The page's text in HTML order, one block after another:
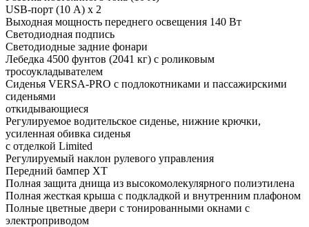
USB-порт (10 А) x 2
Выходная мощность переднего освещения 140 Вт
Светодиодная подпись
Светодиодные задние фонари
Лебедка 4500 фунтов (2041 кг) с роликовым
тросоукладывателем
Сиденья VERSA-PRO с подлокотниками и пассажирскими
сиденьями
откидывающиеся
Регулируемое водительское сиденье, нижние крючки,
усиленная обивка сиденья
с отделкой Limited
Регулируемый наклон рулевого управления
Передний бампер XT
Полная защита днища из высокомолекулярного полиэтилена
Полная жесткая крыша с подкладкой и внутренним плафоном
Полные цветные двери с тонированными окнами с
электроприводом